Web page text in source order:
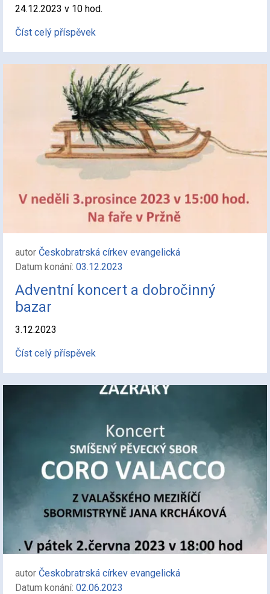
24.12.2023 v 10 hod.
Číst celý příspěvek
autor Českobratrská církev evangelická
Datum konání: 03.12.2023
Adventní koncert a dobročinný
bazar
3.12.2023
Číst celý příspěvek
autor Českobratrská církev evangelická
Datum konání: 02.06.2023